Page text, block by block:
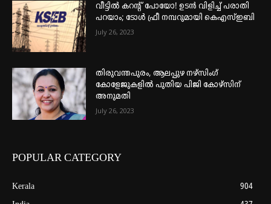
വീട്ടില്‍ കറന്റ് പോയോ! ഉടന്‍ വിളിച്ച് പരാതി
പറയാം; ടോള്‍ ഫ്രീ നമ്പറുമായി കെഎസ്ഇബി
July 26, 2023
തിരുവന്തപുരം, ആലപ്പുഴ നഴ്‌സിംഗ്
കോളേജുകളില്‍ പുതിയ പിജി കോഴ്‌സിന്
അനുമതി
July 26, 2023
POPULAR CATEGORY
Kerala
904